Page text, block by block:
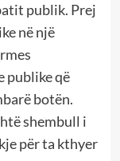
publik. Prej
në një
publike që
botën.
shembull i
për ta kthyer